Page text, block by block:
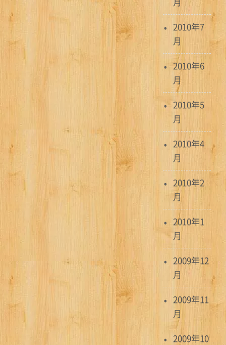
2010年7
月
2010年6
月
2010年5
月
2010年4
月
2010年2
月
2010年1
月
2009年12
月
2009年11
月
2009年10